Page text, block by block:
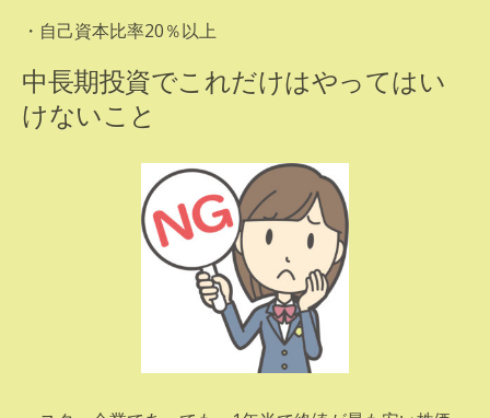
・自己資本比率20％以上
中長期投資でこれだけはやってはい
けないこと